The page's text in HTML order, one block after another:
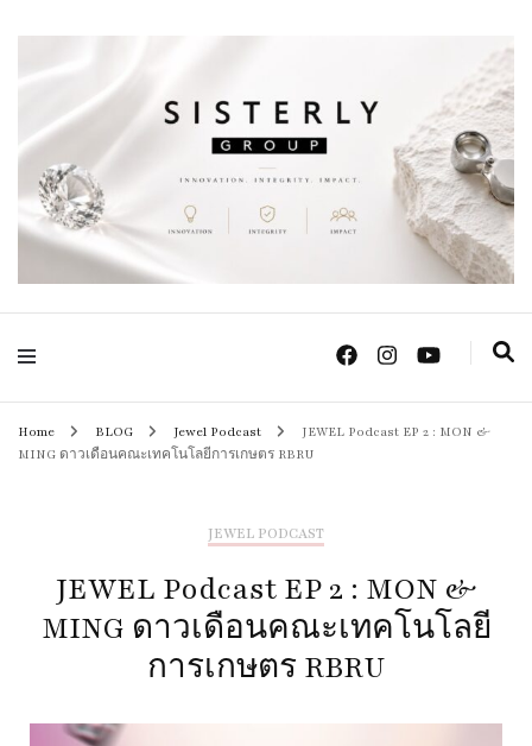
Sisterly Group
Thailand
Positive Power Jewelry แหวนแต่งงาน เครื่องประดับผู้หญิง จิวเวลรี จันทบุรี
Home BLOG Jewel Podcast
JEWEL Podcast EP 2 : MON &
MING ดาวเดือนคณะเทคโนโลยีการเกษตร RBRU
JEWEL PODCAST
JEWEL Podcast EP 2 : MON &
MING ดาวเดือนคณะเทคโนโลยี
การเกษตร RBRU